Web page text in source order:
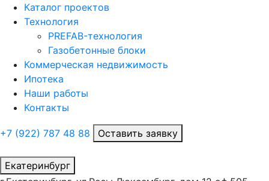
Каталог проектов
Технология
PREFAB-технология
Газобетонные блоки
Коммерческая недвижимость
Ипотека
Наши работы
Контакты
+7 (922) 787 48 88 Оставить заявку
Екатеринбург